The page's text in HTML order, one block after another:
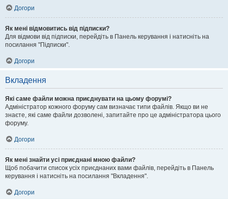
Догори
Як мені відмовитись від підписки?
Для відмови від підписки, перейдіть в Панель керування і натисніть на
посилання "Підписки".
Догори
Вкладення
Які саме файли можна приєднувати на цьому форумі?
Адміністратор кожного форуму сам визначає типи файлів. Якщо ви не
знаєте, які саме файли дозволені, запитайте про це адміністратора цього
форуму.
Догори
Як мені знайти усі приєднані мною файли?
Щоб побачити список усіх приєднаних вами файлів, перейдіть в Панель
керування і натисніть на посилання "Вкладення".
Догори